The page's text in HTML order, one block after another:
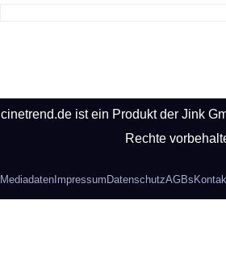
cinetrend.de ist ein Produkt der Jink
Rechte
MediadatenImpressumDatenschutzAGBs